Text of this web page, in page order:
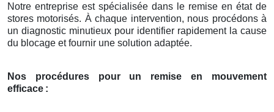
Notre entreprise est spécialisée dans le remise en état de
stores motorisés. À chaque intervention, nous procédons à
un diagnostic minutieux pour identifier rapidement la cause
du blocage et fournir une solution adaptée.
Nos procédures pour un remise en mouvement
efficace :